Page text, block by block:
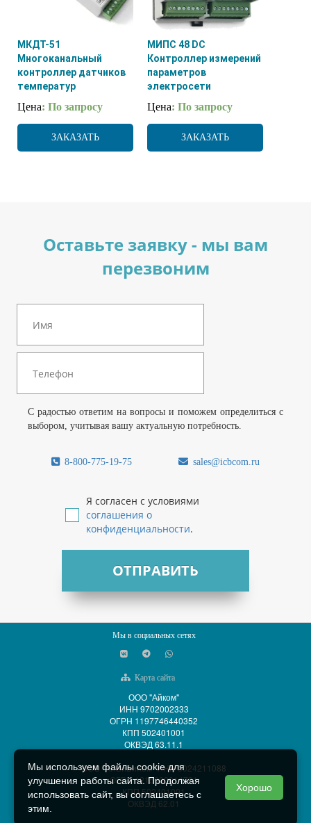
МКДТ-51
Многоканальный
контроллер датчиков
температур
Цена: По запросу
ЗАКАЗАТЬ
МИПС 48 DC
Контроллер измерений
параметров
электросети
Цена: По запросу
ЗАКАЗАТЬ
Оставьте заявку - мы вам
перезвоним
С радостью ответим на вопросы и поможем определиться с
выбором, учитывая вашу актуальную потребность.
8-800-775-19-75 sales@icbcom.ru
Я согласен с условиями
соглашения о
конфиденциальности.
ОТПРАВИТЬ
Мы в социальных сетях
Карта сайта
ООО "Айком"
ИНН 9702002333
ОГРН 1197746440352
КПП 502401001
ОКВЭД 63.11.1
ООО "АйСиБиКом" ИНН 5024211088
ОГРН 1215000014701
КПП 502401001
ОКВЭД 62.01
Мы используем файлы cookie для
улучшения работы сайта. Продолжая
использовать сайт, вы соглашаетесь с
этим.
Хорошо